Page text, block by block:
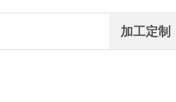
加工定制